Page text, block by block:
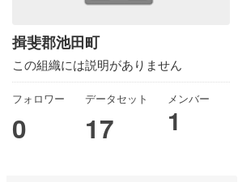
揖斐郡池田町
この組織には説明がありません
フォロワー
0
データセット
17
メンバー
1